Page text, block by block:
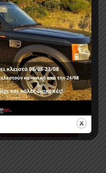
-22%
ΚΟΤΣΑΔΟΡΟΣ
(ΣΥΣΤΗΜΑ ΠΡΟΣΔΕΣΗΣ)
COTS 193 NISSAN
QASHQAI 2014+&2017+
Προσθήκη στο καλάθι